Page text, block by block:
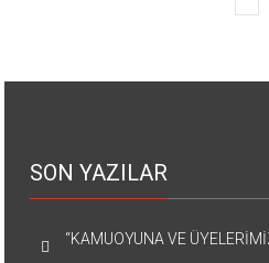
SON YAZILAR
“KAMUOYUNA VE